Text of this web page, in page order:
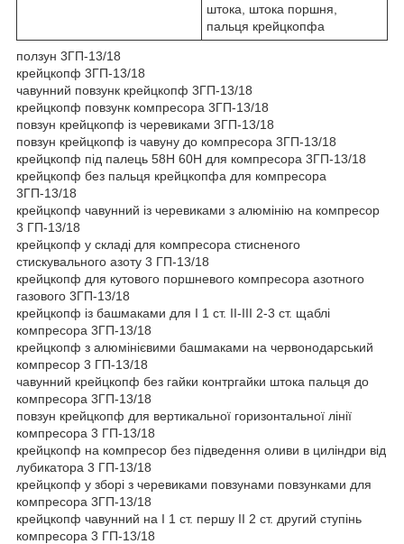
штока, штока поршня,
пальця крейцкопфа
ползун 3ГП-13/18
крейцкопф 3ГП-13/18
чавунний повзунк крейцкопф 3ГП-13/18
крейцкопф повзунк компресора 3ГП-13/18
повзун крейцкопф із черевиками 3ГП-13/18
повзун крейцкопф із чавуну до компресора 3ГП-13/18
крейцкопф під палець 58Н 60Н для компресора 3ГП-13/18
крейцкопф без пальця крейцкопфа для компресора
3ГП-13/18
крейцкопф чавунний із черевиками з алюмінію на компресор
3 ГП-13/18
крейцкопф у складі для компресора стисненого
стискувального азоту 3 ГП-13/18
крейцкопф для кутового поршневого компресора азотного
газового 3ГП-13/18
крейцкопф із башмаками для I 1 ст. II-III 2-3 ст. щаблі
компресора 3ГП-13/18
крейцкопф з алюмінієвими башмаками на червонодарський
компресор 3 ГП-13/18
чавунний крейцкопф без гайки контргайки штока пальця до
компресора 3ГП-13/18
повзун крейцкопф для вертикальної горизонтальної лінії
компресора 3 ГП-13/18
крейцкопф на компресор без підведення оливи в циліндри від
лубикатора 3 ГП-13/18
крейцкопф у зборі з черевиками повзунами повзунками для
компресора 3ГП-13/18
крейцкопф чавунний на I 1 ст. першу II 2 ст. другий ступінь
компресора 3 ГП-13/18